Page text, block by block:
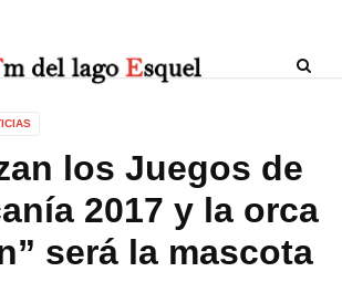
los Juegos de
2017 y la orca
será la mascota